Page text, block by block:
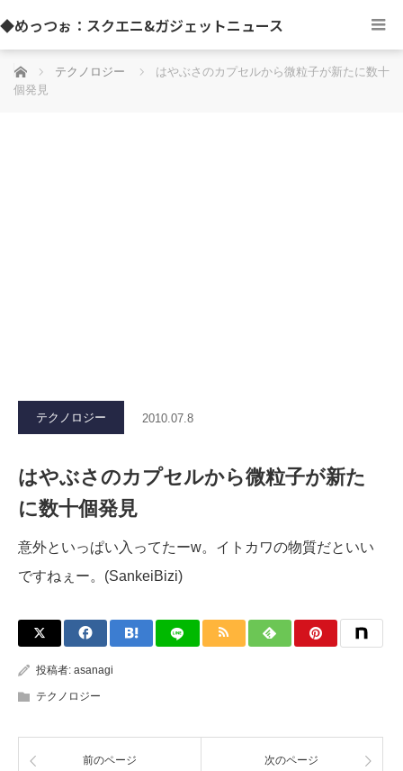
◆めっつぉ：スクエニ&ガジェットニュース
ホーム テクノロジー
はやぶさのカプセルから微粒子が新たに数十
個発見
テクノロジー 2010.07.8
はやぶさのカプセルから微粒子が新た
に数十個発見
意外といっぱい入ってたーw。イトカワの物質だといい
ですねぇー。(SankeiBizi)
投稿者: asanagi
テクノロジー
前のページ 次のページ